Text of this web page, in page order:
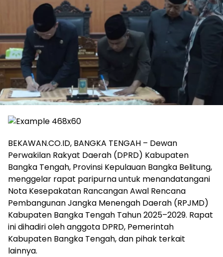
BEKAWAN.CO.ID, BANGKA TENGAH – Dewan
Perwakilan Rakyat Daerah (DPRD) Kabupaten
Bangka Tengah, Provinsi Kepulauan Bangka Belitung,
menggelar rapat paripurna untuk menandatangani
Nota Kesepakatan Rancangan Awal Rencana
Pembangunan Jangka Menengah Daerah (RPJMD)
Kabupaten Bangka Tengah Tahun 2025–2029. Rapat
ini dihadiri oleh anggota DPRD, Pemerintah
Kabupaten Bangka Tengah, dan pihak terkait
lainnya.